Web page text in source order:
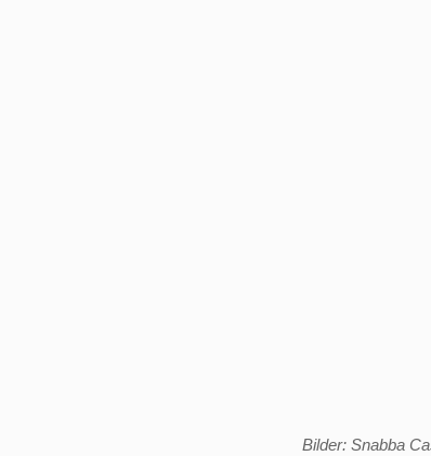
Bilder: Snabba